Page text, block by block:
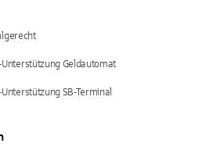
Geldautomat
SB-Terminal